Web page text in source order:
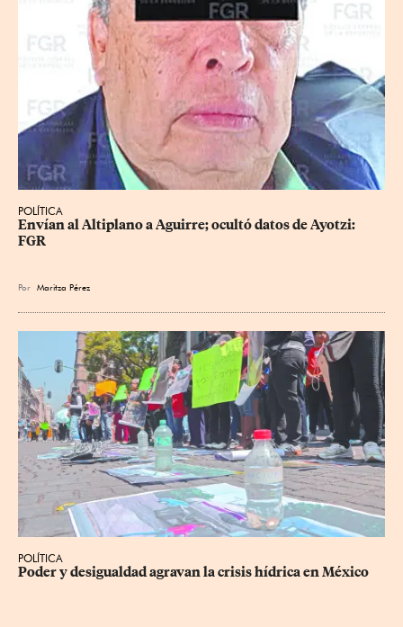
POLÍTICA
Envían al Altiplano a Aguirre; ocultó datos de Ayotzi:
FGR
Por Maritza Pérez
POLÍTICA
Poder y desigualdad agravan la crisis hídrica en México